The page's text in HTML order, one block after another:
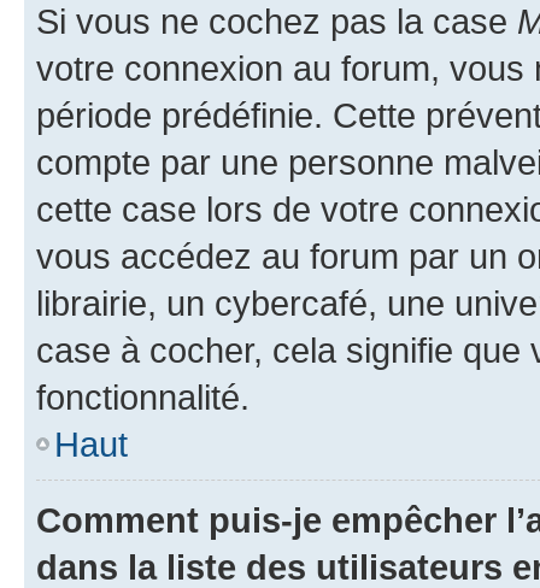
Si vous ne cochez pas la case
votre connexion au forum,
période prédéfinie. Cette
compte par une personne
cette case lors de votre
vous accédez au forum par un
librairie, un cybercafé, une
case à cocher, cela signifie
fonctionnalité.
Haut
Comment puis-je empêcher
dans la liste des utilisateurs